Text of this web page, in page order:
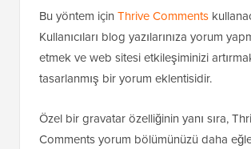
Bu yöntem için Thrive Comments
Kullanıcıları blog yazılarınıza yorum
etmek ve web sitesi etkileşiminizi
tasarlanmış bir yorum eklentisidir.
Özel bir gravatar özelliğinin yanı sıra,
Comments yorum bölümünüzü daha